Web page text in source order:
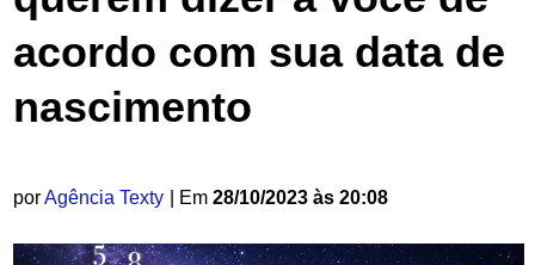
acordo com sua data de
nascimento
porAgência Texty | Em 28/10/2023 às 20:08